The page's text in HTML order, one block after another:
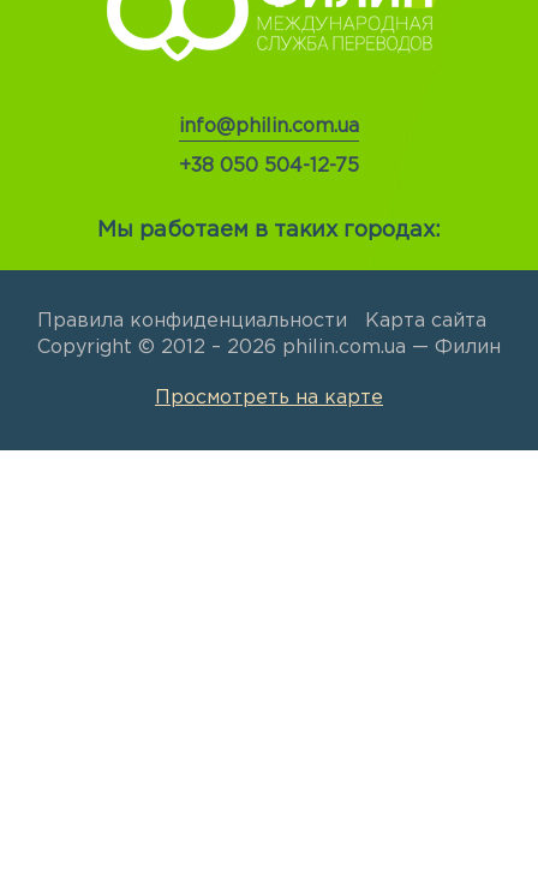
info@philin.com.ua
+38 050 504-12-75
Мы работаем в таких городах:
Правила конфиденциальности
Карта сайта
Copyright © 2012 – 2026 philin.com.ua — Филин
Просмотреть на карте